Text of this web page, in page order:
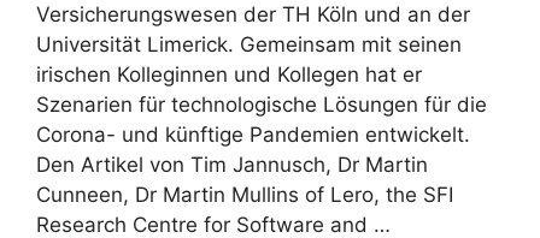
Versicherungswesen der TH Köln und an der
Universität Limerick. Gemeinsam mit seinen
irischen Kolleginnen und Kollegen hat er
Szenarien für technologische Lösungen für die
Corona- und künftige Pandemien entwickelt.
Den Artikel von Tim Jannusch, Dr Martin
Cunneen, Dr Martin Mullins of Lero, the SFI
Research Centre for Software and …